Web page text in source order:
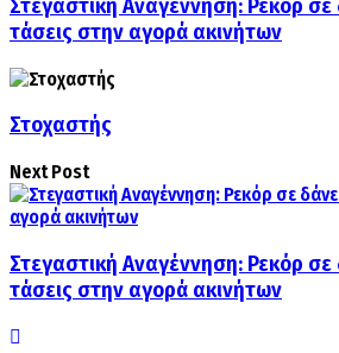
Στεγαστική Αναγέννηση: Ρεκόρ σε
τάσεις στην αγορά ακινήτων
Στοχαστής
Next Post
Στεγαστική Αναγέννηση: Ρεκόρ σε
τάσεις στην αγορά ακινήτων